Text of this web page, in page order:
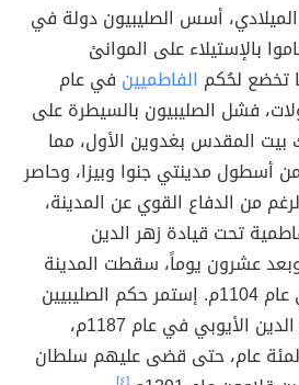
في نهاية القرن الـ 11 الميلادي، أسس الصليبيون دولة في
بالإستيلاء على الموانئ
تخضع لحُكم الفاطميين في عام
فشل الصليبيون بالسيطرة على
بيت المقدس بغدوين الأول، مما
أسطول مدينتي جنوا وبيزا، وحاصر
من الدفاع القوي عن المدينة،
تحت قيادة زهر الدين
عشرون يوماً، سقطت المدينة
تحت حكم الصليبيين في عام 1104م. إستمر حكم الصليبيين
فيها حتى فتحها صلاح الدين الأيوبي في عام 1187م،
لمئة عام، حتى قضى عليهم سلطان